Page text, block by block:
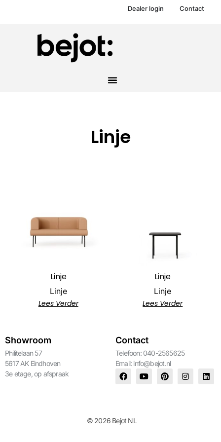
Dealer login Contact
Linje
Linje
Linje
Lees Verder
Linje
Linje
Lees Verder
Showroom
Philitelaan 57
5617 AK Eindhoven
3e etage, op afspraak
Contact
Telefoon: 040-2565625
Email: info@bejot.nl
© 2026 Bejot NL